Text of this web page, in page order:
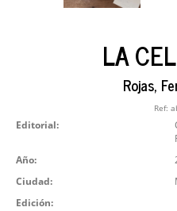
LA
Rojas,
Ref:
Editorial:
Año:
Ciudad:
Edición: